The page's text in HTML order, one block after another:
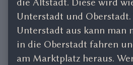
die Altstadt. Diese wird
Unterstadt und Oberstadt.
Unterstadt aus kann man
in die Oberstadt fahren
am Marktplatz heraus.